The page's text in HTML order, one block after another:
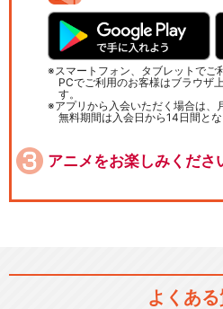
スマートフォン、タブレットでご
PCでご利用のお客様はブラウザ
す。
アプリから入会いただく場合は
無料期間は入会日から14日間とな
アニメをお楽しみくださ
よくあ